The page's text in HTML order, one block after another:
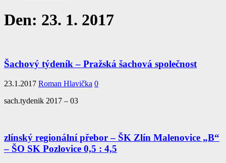
Den: 23. 1. 2017
Šachový týdeník – Pražská šachová společnost
23.1.2017 Roman Hlavička 0
sach.tydenik 2017 – 03
zlínský regionální přebor – ŠK Zlín Malenovice „B“
– ŠO SK Pozlovice 0,5 : 4,5